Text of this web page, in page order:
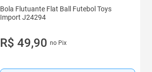
Bola Flutuante Flat Ball Futebol Toys
Import J24294
R$ 49,90 no Pix